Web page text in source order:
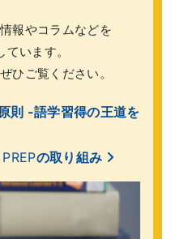
報やコラムなどを
ています。
ひご覧ください。
則 -語学習得の王道を
の取り組み